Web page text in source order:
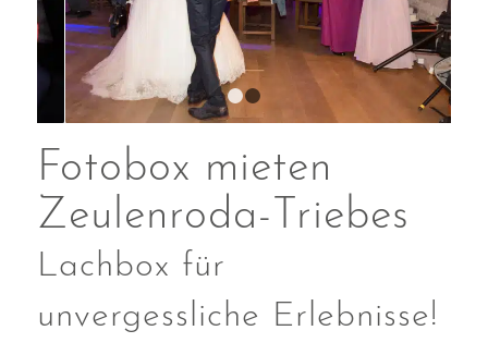
Fotobox mieten
Zeulenroda-Triebes
Lachbox für
unvergessliche Erlebnisse!